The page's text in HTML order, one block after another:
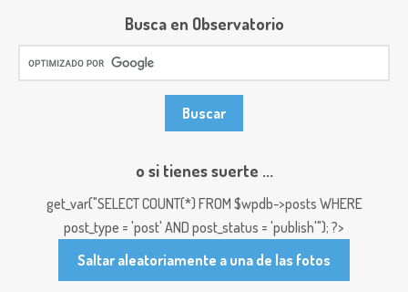
Busca en Observatorio
o si tienes suerte ...
get_var("SELECT COUNT(*) FROM $wpdb->posts WHERE
post_type = 'post' AND post_status = 'publish'"); ?>
Saltar aleatoriamente a una de las fotos